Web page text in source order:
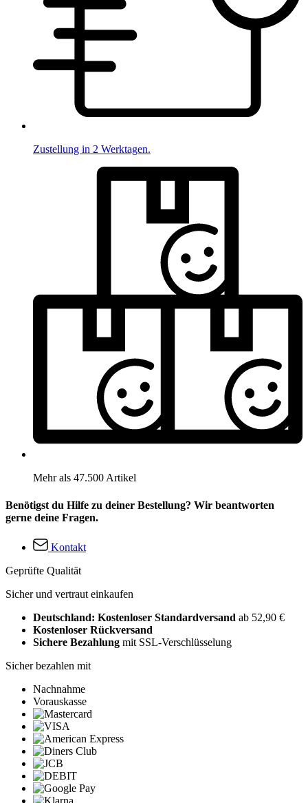
Zustellung in 2 Werktagen.
Mehr als 47.500 Artikel
Benötigst du Hilfe zu deiner Bestellung? Wir beantworten
gerne deine Fragen.
Kontakt
Geprüfte Qualität
Sicher und vertraut einkaufen
Deutschland: Kostenloser Standardversand ab 52,90 €
Kostenloser Rückversand
Sichere Bezahlung mit SSL-Verschlüsselung
Sicher bezahlen mit
Nachnahme
Vorauskasse